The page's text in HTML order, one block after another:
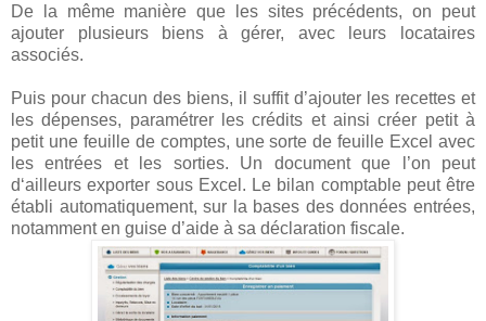
De la même manière que les sites précédents, on peut
ajouter plusieurs biens à gérer, avec leurs locataires
associés.
Puis pour chacun des biens, il suffit d’ajouter les recettes et
les dépenses, paramétrer les crédits et ainsi créer petit à
petit une feuille de comptes, une sorte de feuille Excel avec
les entrées et les sorties. Un document que l’on peut
d‘ailleurs exporter sous Excel. Le bilan comptable peut être
établi automatiquement, sur la bases des données entrées,
notamment en guise d’aide à sa déclaration fiscale.